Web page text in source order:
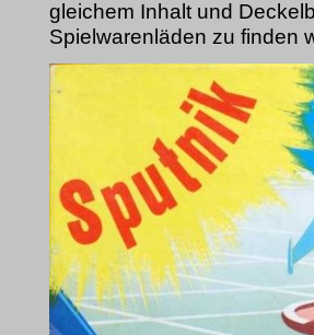
gleichem Inhalt und
Spielwarenläden zu finden